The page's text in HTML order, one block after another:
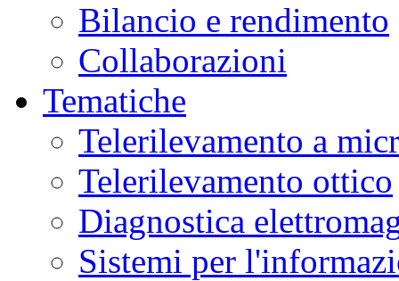
Bilancio e rendimento
Collaborazioni
Tematiche
Telerilevamento a
Telerilevamento ottico
Diagnostica
Sistemi per